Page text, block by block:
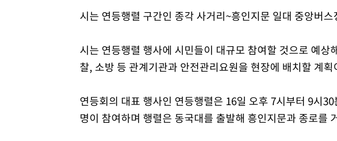
시는 연등행렬 구간인 종각 사거리~흥인지문 일대 중앙버
시는 연등행렬 행사에 시민들이 대규모 참여할 것으로 예
찰, 소방 등 관계기관과 안전관리요원을 현장에 배치할 계획
연등회의 대표 행사인 연등행렬은 16일 오후 7시부터 9시
명이 참여하며 행렬은 동국대를 출발해 흥인지문과 종로를